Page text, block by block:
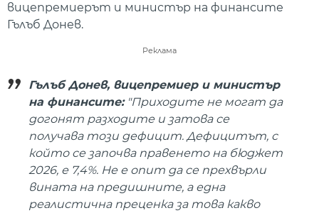
вицепремиерът и министър на финансите
Гълъб Донев.
Реклама
Гълъб Донев, вицепремиер и министър
на финансите:"Приходите не могат да
догонят разходите и затова се
получава този дефицит. Дефицитът, с
който се започва правенето на бюджет
2026, е 7,4%. Не е опит да се прехвърли
вината на предишните, а една
реалистична преценка за това какво